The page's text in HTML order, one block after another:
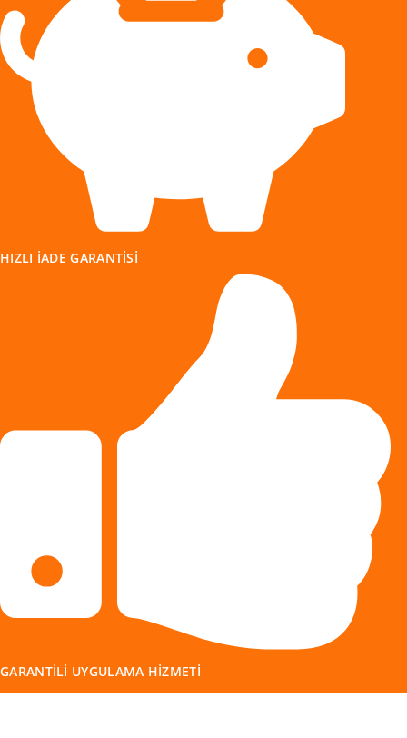
HIZLI IADE GARANTISI
GARANTILI UYGULAMA HIZMETI